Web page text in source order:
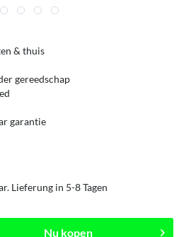
& thuis
gereedschap
garantie
Lieferung in 5-8 Tagen
Nu kopen